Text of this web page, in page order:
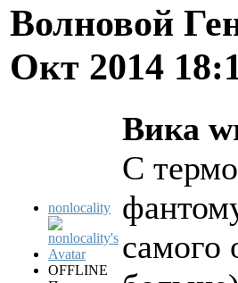
Волновой
Окт 2014
nonlocality
OFFLINE
Вика
С
самого